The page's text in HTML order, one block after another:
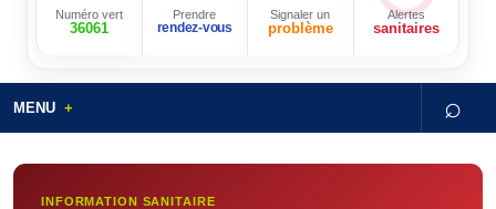
Numéro vert
36061
Prendre
rendez-vous
Signaler un
problème
Alertes
sanitaires
MENU ⌕
INFORMATION SANITAIRE